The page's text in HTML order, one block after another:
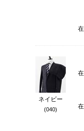
ネイビー
(040)